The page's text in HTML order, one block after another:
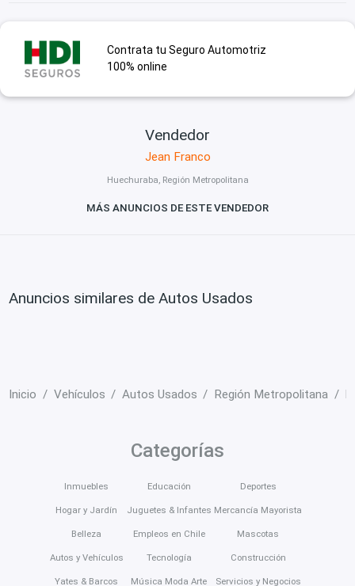
Contrata tu Seguro Automotriz
100% online
Vendedor
Jean Franco
Huechuraba, Región Metropolitana
MÁS ANUNCIOS DE ESTE VENDEDOR
Anuncios similares de Autos Usados
Inicio Vehículos Autos Usados Región Metropolitana
Categorías
Inmuebles
Hogar y Jardín
Belleza
Autos y Vehículos
Yates & Barcos
Educación
Juguetes & Infantes
Empleos en Chile
Tecnología
Música Moda Arte
Deportes
Mercancía Mayorista
Mascotas
Construcción
Servicios y Negocios